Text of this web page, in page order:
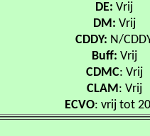
DE: Vrij
DM: Vrij
CDDY: N/
Buff: Vrij
CDMC: Vrij
CLAM: Vrij
ECVO: vrij tot